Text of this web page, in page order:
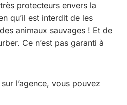
protecteurs envers la
qu’il est interdit de les
animaux sauvages ! Et de
Ce n’est pas garanti à
l’agence, vous pouvez